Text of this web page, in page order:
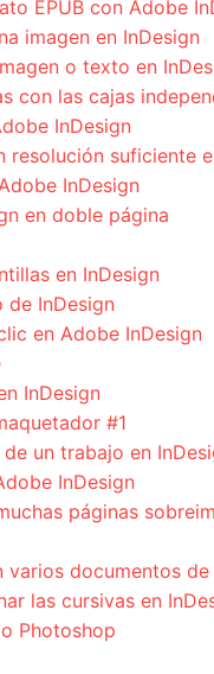
EPUB con Adobe
imagen en InDesign
o texto en
con las cajas
InDesign
resolución suficiente
InDesign
en doble página
en InDesign
InDesign
en Adobe InDesign
InDesign
#1
un trabajo en
InDesign
páginas
documentos de
las cursivas en
Photoshop